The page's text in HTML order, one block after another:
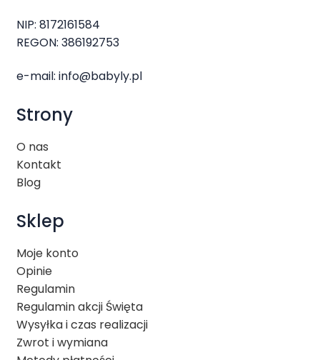
NIP: 8172161584
REGON: 386192753
e-mail: info@babyly.pl
Strony
O nas
Kontakt
Blog
Sklep
Moje konto
Opinie
Regulamin
Regulamin akcji Święta
Wysyłka i czas realizacji
Zwrot i wymiana